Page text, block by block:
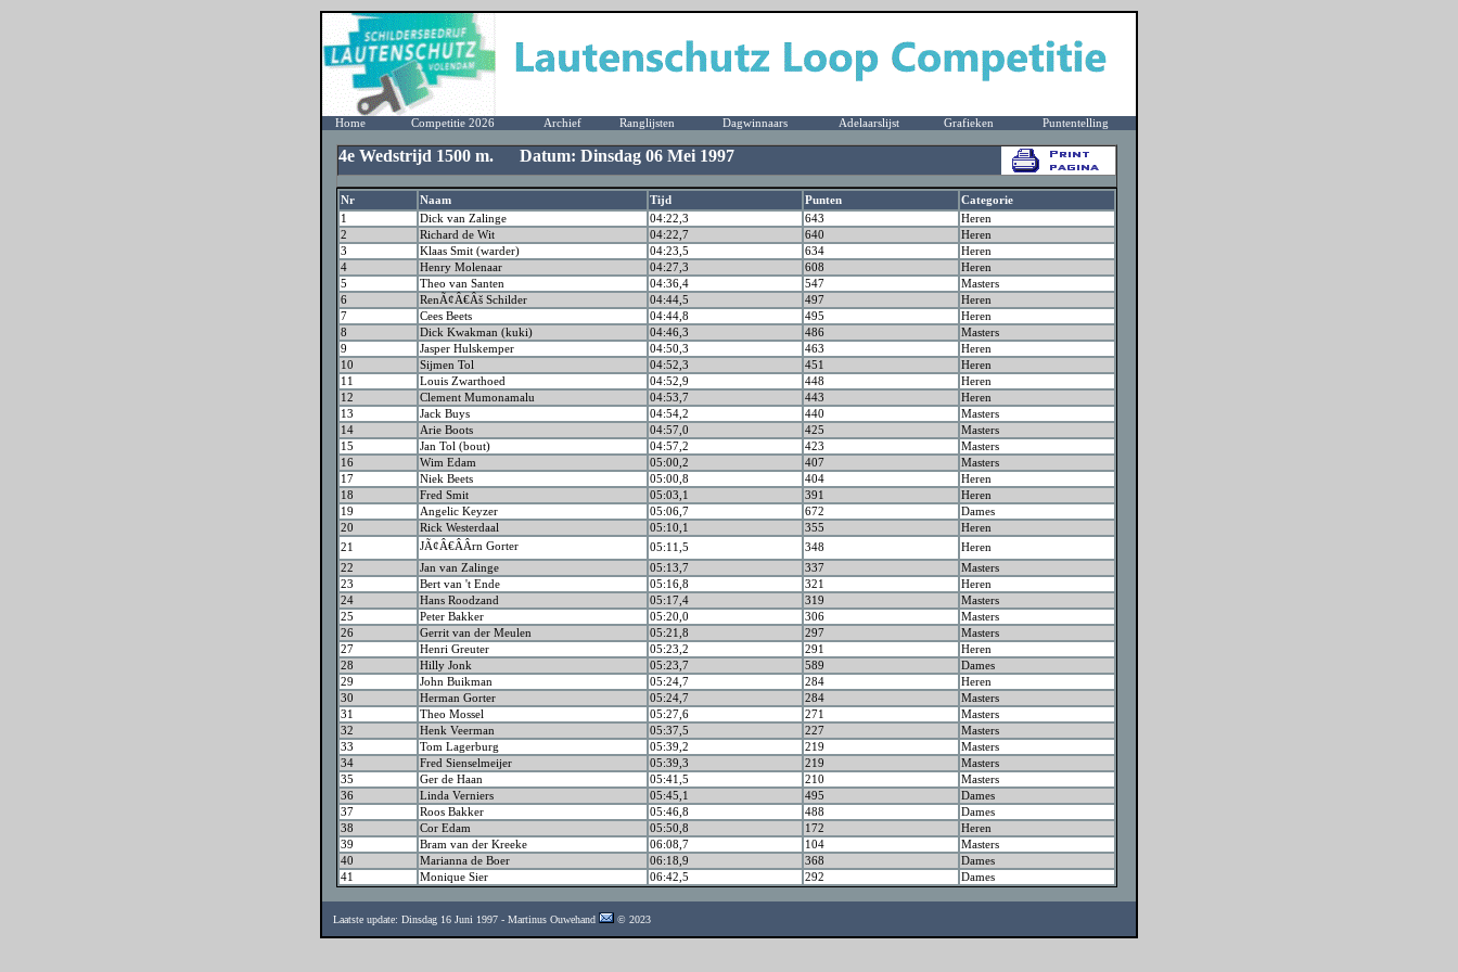
Home Competitie 2026 Archief Ranglijsten Dagwinnaars Adelaarslijst Grafieken Puntentelling
4e Wedstrijd 1500 m. Datum: Dinsdag 06 Mei 1997
Nr Naam Tijd Punten
Categorie
1
Dick van Zalinge 04:22,3 643
Heren
2
Richard de Wit 04:22,7 640
Heren
3
Klaas Smit (warder) 04:23,5 634
Heren
4
Henry Molenaar 04:27,3 608
Heren
5
Theo van Santen 04:36,4 547
Masters
6
RenÃ¢Â€Âš Schilder 04:44,5 497
Heren
7
Cees Beets 04:44,8 495
Heren
8
Dick Kwakman (kuki) 04:46,3 486
Masters
9
Jasper Hulskemper 04:50,3 463
Heren
10
Sijmen Tol 04:52,3 451
Heren
11
Louis Zwarthoed 04:52,9 448
Heren
12
Clement Mumonamalu 04:53,7 443
Heren
13
Jack Buys 04:54,2 440
Masters
14
Arie Boots 04:57,0 425
Masters
15
Jan Tol (bout) 04:57,2 423
Masters
16
Wim Edam 05:00,2 407
Masters
17
Niek Beets 05:00,8 404
Heren
18
Fred Smit 05:03,1 391
Heren
19
Angelic Keyzer 05:06,7 672
Dames
20
Rick Westerdaal 05:10,1 355
Heren
21
JÃ¢Â€ÂÂrn Gorter 05:11,5 348
Heren
22
Jan van Zalinge 05:13,7 337
Masters
23
Bert van 't Ende 05:16,8 321
Heren
24
Hans Roodzand 05:17,4 319
Masters
25
Peter Bakker 05:20,0 306
Masters
26
Gerrit van der Meulen 05:21,8 297
Masters
27
Henri Greuter 05:23,2 291
Heren
28
Hilly Jonk 05:23,7 589
Dames
29
John Buikman 05:24,7 284
Heren
30
Herman Gorter 05:24,7 284
Masters
31
Theo Mossel 05:27,6 271
Masters
32
Henk Veerman 05:37,5 227
Masters
33
Tom Lagerburg 05:39,2 219
Masters
34
Fred Sienselmeijer 05:39,3 219
Masters
35
Ger de Haan 05:41,5 210
Masters
36
Linda Verniers 05:45,1 495
Dames
37
Roos Bakker 05:46,8 488
Dames
38
Cor Edam 05:50,8 172
Heren
39
Bram van der Kreeke 06:08,7 104
Masters
40
Marianna de Boer 06:18,9 368
Dames
41
Monique Sier 06:42,5 292 Dames
Laatste update: Dinsdag 16 Juni 1997 - Martinus Ouwehand © 2023